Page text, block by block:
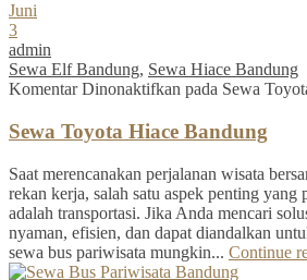
Juni
3
admin
Sewa Elf Bandung, Sewa Hiace Bandung
Komentar Dinonaktifkan pada Sewa
Sewa Toyota Hiace Bandung
Saat merencanakan perjalanan wisata
rekan kerja, salah satu aspek penting yang
adalah transportasi. Jika Anda mencari
nyaman, efisien, dan dapat diandalkan
sewa bus pariwisata mungkin... Continue